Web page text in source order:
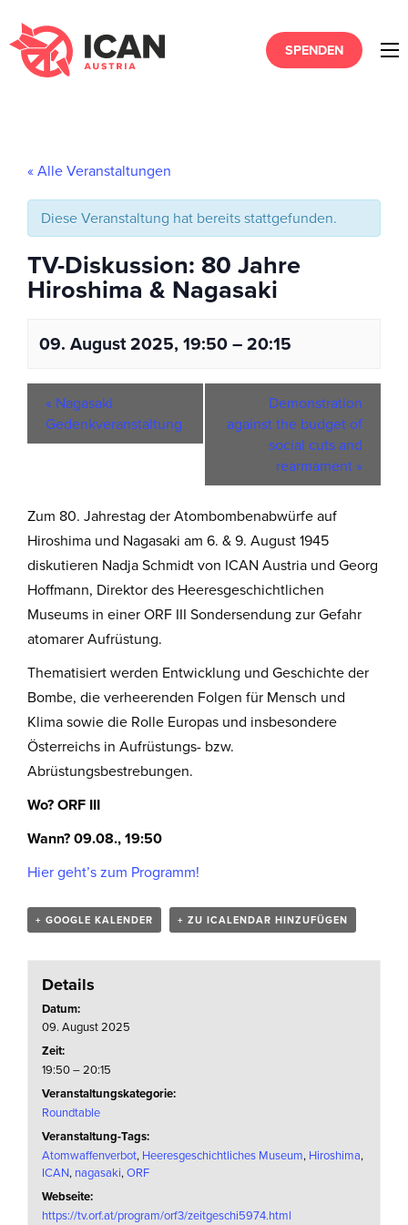
SPENDEN
« Alle Veranstaltungen
Diese Veranstaltung hat bereits stattgefunden.
TV-Diskussion: 80 Jahre
Hiroshima & Nagasaki
09. August 2025, 19:50–20:15
« Nagasaki
Gedenkveranstaltung
Demonstration
against the budget of
social cuts and
rearmament»
Zum 80. Jahrestag der Atombombenabwürfe auf
Hiroshima und Nagasaki am 6. & 9. August 1945
diskutieren Nadja Schmidt von ICAN Austria und Georg
Hoffmann, Direktor des Heeresgeschichtlichen
Museums in einer ORF III Sondersendung zur Gefahr
atomarer Aufrüstung.
Thematisiert werden Entwicklung und Geschichte der
Bombe, die verheerenden Folgen für Mensch und
Klima sowie die Rolle Europas und insbesondere
Österreichs in Aufrüstungs- bzw.
Abrüstungsbestrebungen.
Wo? ORF III
Wann? 09.08., 19:50
Hier geht’s zum Programm!
+ GOOGLE KALENDER + ZU ICALENDAR HINZUFÜGEN
Details
Datum:
09. August 2025
Zeit:
19:50 – 20:15
Veranstaltungskategorie:
Roundtable
Veranstaltung-Tags:
Atomwaffenverbot, Heeresgeschichtliches Museum, Hiroshima,
ICAN, nagasaki,ORF
Webseite:
https://tv.orf.at/program/orf3/zeitgeschi5974.html